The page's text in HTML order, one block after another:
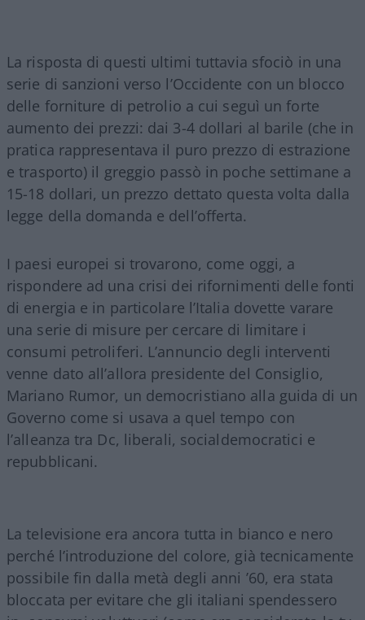
La risposta di questi ultimi tuttavia sfociò in una
serie di sanzioni verso l’Occidente con un blocco
delle forniture di petrolio a cui seguì un forte
aumento dei prezzi: dai 3-4 dollari al barile (che in
pratica rappresentava il puro prezzo di estrazione
e trasporto) il greggio passò in poche settimane a
15-18 dollari, un prezzo dettato questa volta dalla
legge della domanda e dell’offerta.
I paesi europei si trovarono, come oggi, a
rispondere ad una crisi dei rifornimenti delle fonti
di energia e in particolare l’Italia dovette varare
una serie di misure per cercare di limitare i
consumi petroliferi. L’annuncio degli interventi
venne dato all’allora presidente del Consiglio,
Mariano Rumor, un democristiano alla guida di un
Governo come si usava a quel tempo con
l’alleanza tra Dc, liberali, socialdemocratici e
repubblicani.
La televisione era ancora tutta in bianco e nero
perché l’introduzione del colore, già tecnicamente
possibile fin dalla metà degli anni ’60, era stata
bloccata per evitare che gli italiani spendessero